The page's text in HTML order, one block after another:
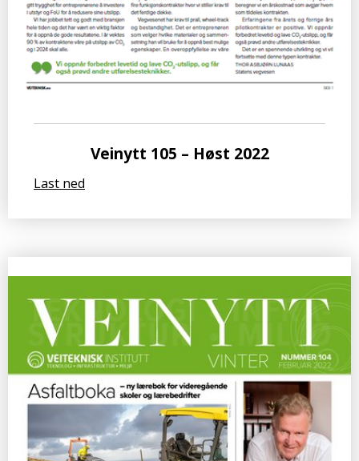
Veinytt 105 – Høst 2022
Last ned